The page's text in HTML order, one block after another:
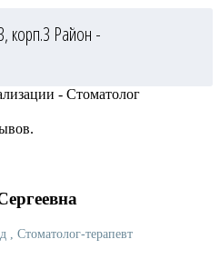
корп.3 Район -
- Стоматолог
, Стоматолог-терапевт